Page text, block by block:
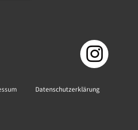
Datenschutzerklärung